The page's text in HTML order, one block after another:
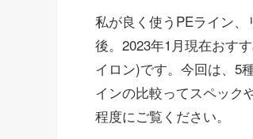
私が良く使うPEライン
後。2023年1月現在おす
イロン)です。今回は、5
インの比較ってスペック
程度にご覧ください。